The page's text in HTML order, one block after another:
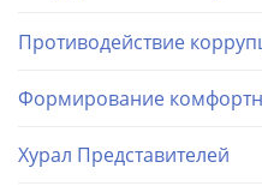
Противодействие
Формирование
Хурал Представителей